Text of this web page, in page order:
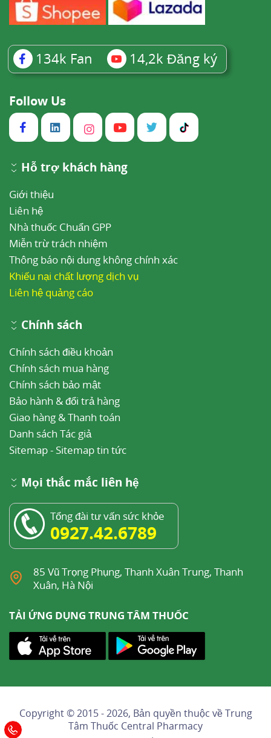
134k Fan 14,2k Đăng ký
Follow Us
Hỗ trợ khách hàng
Giới thiệu
Liên hệ
Nhà thuốc Chuẩn GPP
Miễn trừ trách nhiệm
Thông báo nội dung không chính xác
Khiếu nại chất lượng dịch vụ
Liên hệ quảng cáo
Chính sách
Chính sách điều khoản
Chính sách mua hàng
Chính sách bảo mật
Bảo hành & đổi trả hàng
Giao hàng & Thanh toán
Danh sách Tác giả
Sitemap- Sitemap tin tức
Mọi thắc mắc liên hệ
Tổng đài tư vấn sức khỏe
0927.42.6789
85 Vũ Trọng Phụng, Thanh Xuân Trung, Thanh
Xuân, Hà Nội
TẢI ỨNG DỤNG TRUNG TÂM THUỐC
Copyright © 2015 - 2026, Bản quyền thuộc vềTrung
Tâm Thuốc Central Pharmacy